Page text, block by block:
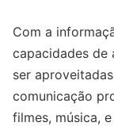
Com a
capacidades de
ser
comunicação
filmes, música,